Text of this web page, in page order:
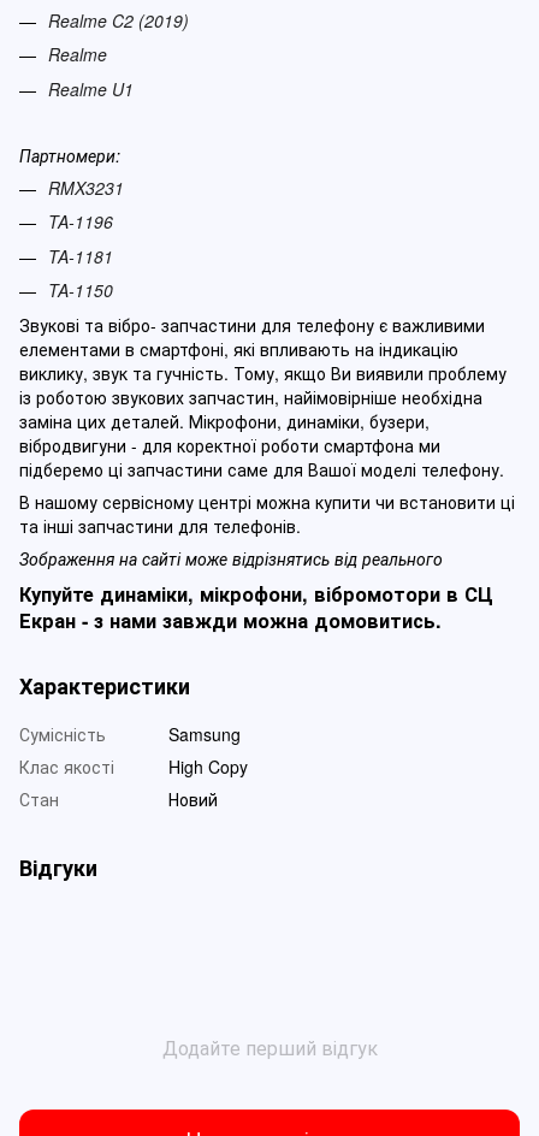
Realme C2 (2019)
Realme
Realme U1
Партномери:
RMX3231
TA-1196
TA-1181
TA-1150
Звукові та вібро- запчастини для телефону є важливими
елементами в смартфоні, які впливають на індикацію
виклику, звук та гучність. Тому, якщо Ви виявили проблему
із роботою звукових запчастин, найімовірніше необхідна
заміна цих деталей. Мікрофони, динаміки, бузери,
вібродвигуни - для коректної роботи смартфона ми
підберемо ці запчастини саме для Вашої моделі телефону.
В нашому сервісному центрі можна купити чи встановити ці
та інші запчастини для телефонів.
Зображення на сайті може відрізнятись від реального
Купуйте динаміки, мікрофони, вібромотори в СЦ
Екран - з нами завжди можна домовитись.
Характеристики
Сумісність
Samsung
Клас якості
High Copy
Стан
Новий
Відгуки
Додайте перший відгук